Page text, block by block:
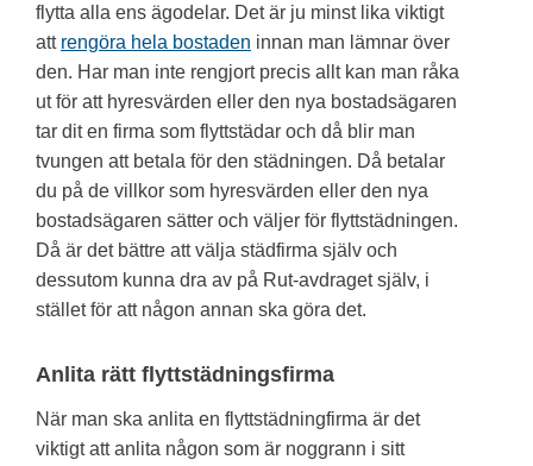
flytta alla ens ägodelar. Det är ju minst lika viktigt
att rengöra hela bostaden innan man lämnar över
den. Har man inte rengjort precis allt kan man råka
ut för att hyresvärden eller den nya bostadsägaren
tar dit en firma som flyttstädar och då blir man
tvungen att betala för den städningen. Då betalar
du på de villkor som hyresvärden eller den nya
bostadsägaren sätter och väljer för flyttstädningen.
Då är det bättre att välja städfirma själv och
dessutom kunna dra av på Rut-avdraget själv, i
stället för att någon annan ska göra det.
Anlita rätt flyttstädningsfirma
När man ska anlita en flyttstädningfirma är det
viktigt att anlita någon som är noggrann i sitt